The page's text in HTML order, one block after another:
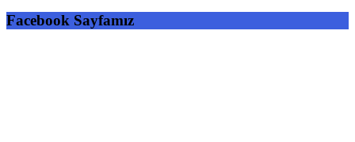
Facebook Sayfamız